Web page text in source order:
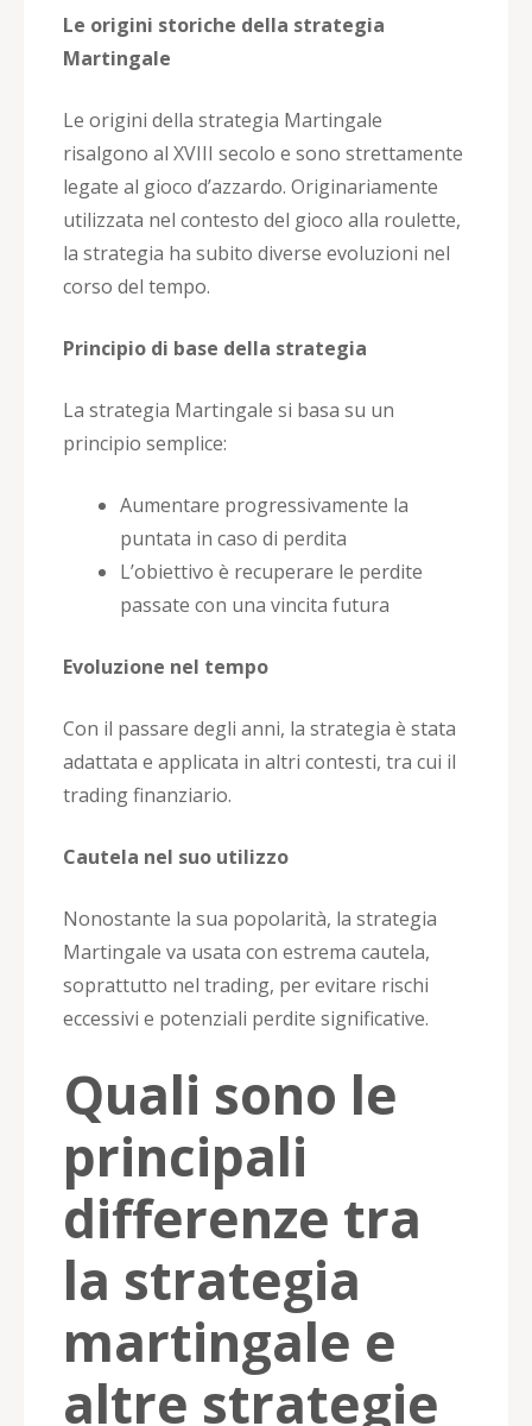
Le origini storiche della strategia
Martingale
Le origini della strategia Martingale
risalgono al XVIII secolo e sono strettamente
legate al gioco d’azzardo. Originariamente
utilizzata nel contesto del gioco alla roulette,
la strategia ha subito diverse evoluzioni nel
corso del tempo.
Principio di base della strategia
La strategia Martingale si basa su un
principio semplice:
Aumentare progressivamente la
puntata in caso di perdita
L’obiettivo è recuperare le perdite
passate con una vincita futura
Evoluzione nel tempo
Con il passare degli anni, la strategia è stata
adattata e applicata in altri contesti, tra cui il
trading finanziario.
Cautela nel suo utilizzo
Nonostante la sua popolarità, la strategia
Martingale va usata con estrema cautela,
soprattutto nel trading, per evitare rischi
eccessivi e potenziali perdite significative.
Quali sono le
principali
differenze tra
la strategia
martingale e
altre strategie